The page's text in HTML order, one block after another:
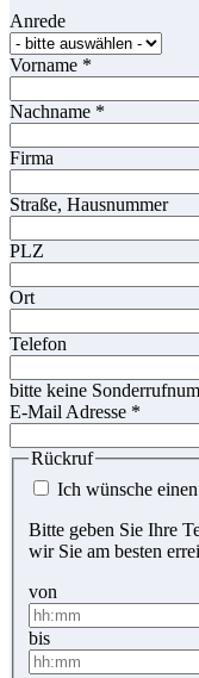
Anrede
Vorname *
Nachname *
Firma
Straße, Hausnummer
PLZ
Ort
Telefon
bitte keine
E-Mail Adresse *
Rückruf
Ich wünsche
Bitte geben Sie Ihre
wir Sie am besten
von
bis